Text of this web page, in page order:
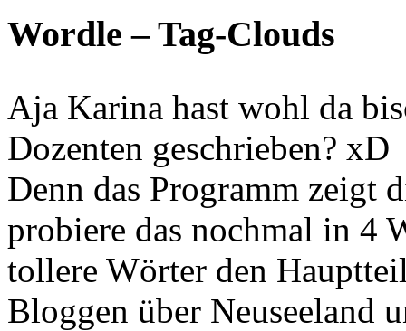
Wordle – Tag-Clouds
Aja Karina hast wohl da
Dozenten geschrieben? xD
Denn das Programm zeigt
probiere das nochmal in 4
tollere Wörter den
Bloggen über Neuseeland